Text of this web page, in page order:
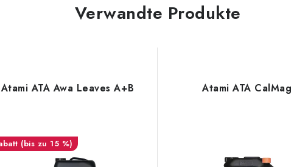
Verwandte Produkte
Atami ATA Awa Leaves A+B
(bis zu 15 %)
Atami ATA CalMag